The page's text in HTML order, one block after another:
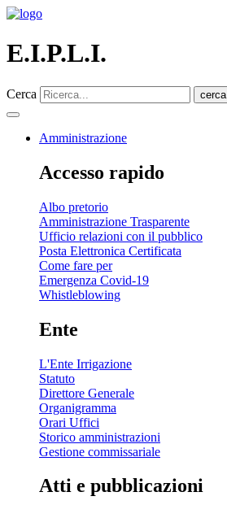
E.I.P.L.I.
Cerca cerca
Amministrazione
Accesso rapido
Albo pretorio
Amministrazione Trasparente
Ufficio relazioni con il pubblico
Posta Elettronica Certificata
Come fare per
Emergenza Covid-19
Whistleblowing
Ente
L'Ente Irrigazione
Statuto
Direttore Generale
Organigramma
Orari Uffici
Storico amministrazioni
Gestione commissariale
Atti e pubblicazioni